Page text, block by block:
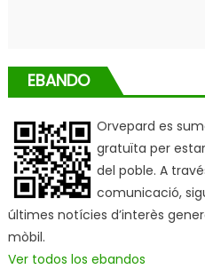
EBANDO
Orvepard es
gratuïta per
del poble. A
comunicació,
últimes notícies d’interès
mòbil.
Ver todos los ebandos